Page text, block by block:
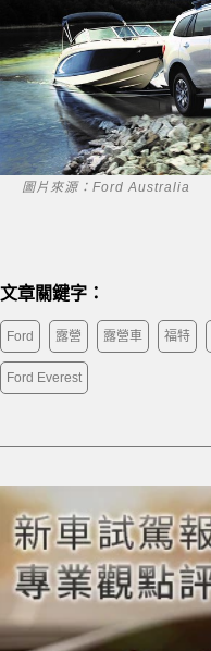
圖片來源：Ford Australia
文章關鍵字：
Ford 露營 露營車 福特
Ford Everest